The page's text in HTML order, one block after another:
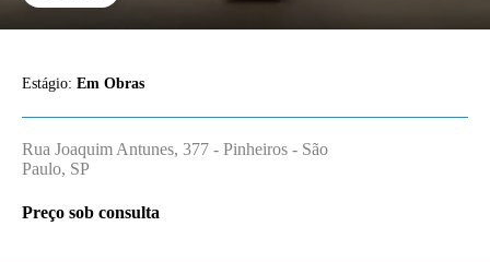
Estágio: Em Obras
Rua Joaquim Antunes, 377 - Pinheiros - São
Paulo, SP
Preço sob consulta